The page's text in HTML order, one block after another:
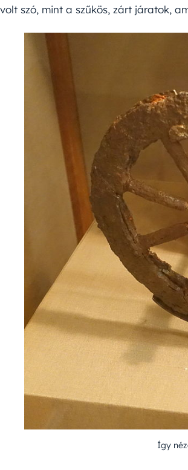
volt szó, mint a szűkös, zárt járatok,
Így